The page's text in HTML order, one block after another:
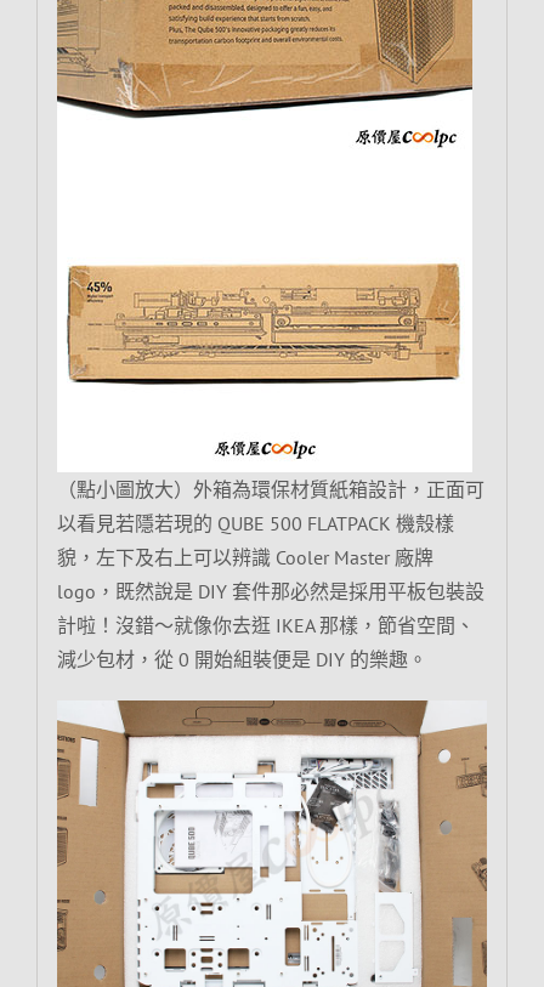
（點小圖放大）外箱為環保材質紙箱設計，正面可
以看見若隱若現的 QUBE 500 FLATPACK 機殼樣
貌，左下及右上可以辨識 Cooler Master 廠牌
logo，既然說是 DIY 套件那必然是採用平板包裝設
計啦！沒錯～就像你去逛 IKEA 那樣，節省空間、
減少包材，從 0 開始組裝便是 DIY 的樂趣。